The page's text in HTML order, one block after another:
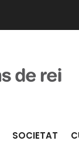
SOCIETAT